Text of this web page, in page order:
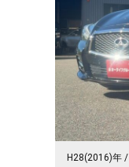
H28(2016)年